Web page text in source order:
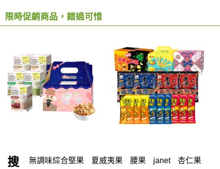
限時促銷商品，錯過可惜
搜 無調味綜合堅果 夏威夷果 腰果 janet 杏仁果